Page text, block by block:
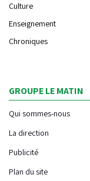
Culture
Enseignement
Chroniques
GROUPE LE MATIN
Qui sommes-nous
La direction
Publicité
Plan du site